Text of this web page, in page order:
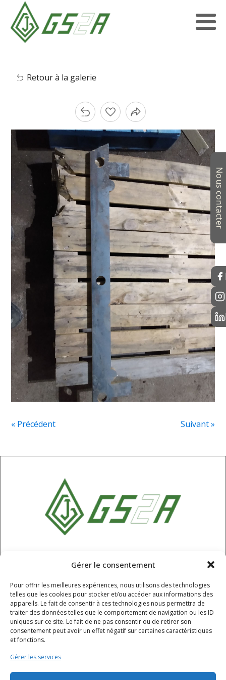
Gérer le consentement
Pour offrir les meilleures expériences, nous utilisons des technologies
telles que les cookies pour stocker et/ou accéder aux informations des
appareils. Le fait de consentir à ces technologies nous permettra de
traiter des données telles que le comportement de navigation ou les ID
uniques sur ce site. Le fait de ne pas consentir ou de retirer son
consentement peut avoir un effet négatif sur certaines caractéristiques
et fonctions.
Gérer les services
Retour à la galerie
« Précédent Suivant »
SARL GS2A
Puy-de-Dôme, 63720
04 73 68 61 55
contact@gs2a.fr
Nous contacter